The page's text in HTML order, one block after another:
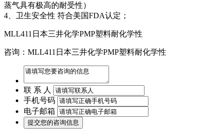
蒸气具有极高的耐受性）
4、卫生安全性 符合美国FDA认定；
MLL411日本三井化学PMP塑料耐化学性
咨询：MLL411日本三井化学PMP塑料耐化学性
联 系 人
手机号码
电子邮箱